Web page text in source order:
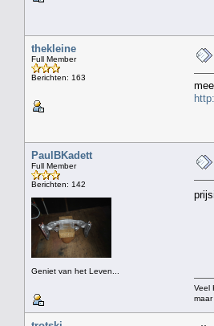
thekleine
Full Member
Berichten: 163
PaulBKadett
Full Member
Berichten: 142
Geniet van het Leven...
Veel